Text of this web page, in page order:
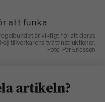
är viktigt för att deras
tillverkarens tvättinstruktioner.
Foto: Per Ericsson
artikeln?